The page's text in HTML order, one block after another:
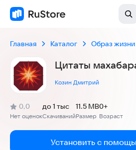
Главная Каталог Образ жизни
Цитаты
Козин Дмитрий
Рейтинг:
0,0
(
Нет оценок
)
Скачиваний
до 1 тыс
Размер
11.5 MB
Возраст
0+
Установить с